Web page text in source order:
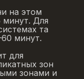
на этом
минут. Для
та
минут.
для
зон
зонами и